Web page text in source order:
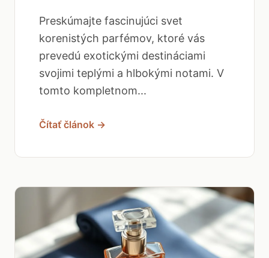
Preskúmajte fascinujúci svet
korenistých parfémov, ktoré vás
prevedú exotickými destináciami
svojimi teplými a hlbokými notami. V
tomto kompletnom...
Čítať článok →